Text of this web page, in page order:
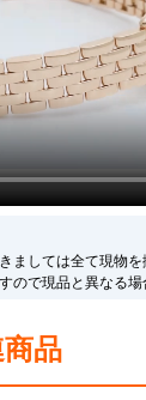
ましては全て現物を
ので現品と異なる場
品
つきましては、プラ
してもお答えできま
ます為、サイトでの
います。
ますようお願いいた
場合、外装および内
なっております。
ますのでご了承くだ